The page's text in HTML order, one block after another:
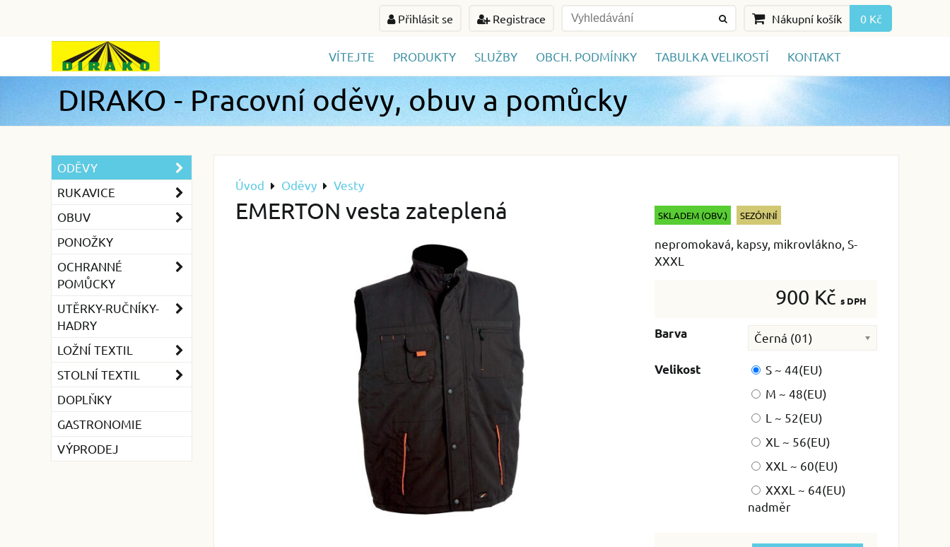
Přihlásit se Registrace Nákupní košík 0 Kč
VÍTEJTE PRODUKTY SLUŽBY OBCH. PODMÍNKY TABULKA VELIKOSTÍ KONTAKT
DIRAKO - Pracovní oděvy, obuv a pomůcky
Úvod Oděvy Vesty
EMERTON vesta zateplená SKLADEM (OBV.) SEZÓNNÍ
nepromokavá, kapsy, mikrovlákno, S-
XXXL
900 Kč s DPH
Barva Černá (01)
Velikost
S ~ 44(EU)
M ~ 48(EU)
L ~ 52(EU)
XL ~ 56(EU)
XXL ~ 60(EU)
XXXL ~ 64(EU)
nadměr
ODĚVY
RUKAVICE
OBUV
PONOŽKY
OCHRANNÉ
POMŮCKY
UTĚRKY-RUČNÍKY-
HADRY
LOŽNÍ TEXTIL
STOLNÍ TEXTIL
DOPLŇKY
GASTRONOMIE
VÝPRODEJ